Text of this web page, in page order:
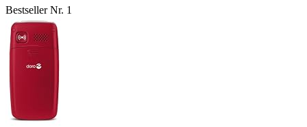
Bestseller Nr. 1